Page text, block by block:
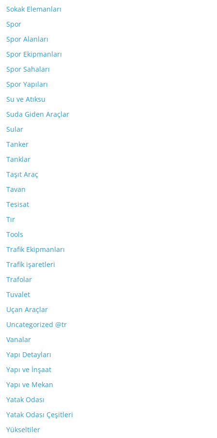
Sokak Elemanları
Spor
Spor Alanları
Spor Ekipmanları
Spor Sahaları
Spor Yapıları
Su ve Atıksu
Suda Giden Araçlar
Sular
Tanker
Tanklar
Taşıt Araç
Tavan
Tesisat
Tır
Tools
Trafik Ekipmanları
Trafik işaretleri
Trafolar
Tuvalet
Uçan Araçlar
Uncategorized @tr
Vanalar
Yapı Detayları
Yapı ve İnşaat
Yapı ve Mekan
Yatak Odası
Yatak Odası Çeşitleri
Yükseltiler